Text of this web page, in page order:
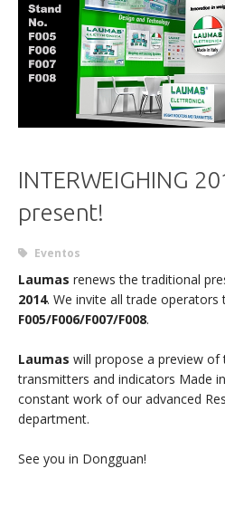
INTERWEIGHING
present!
Eventos
Laumas renews the traditional
2014. We invite all trade
F005/F006/F007/F008.
Laumas will propose a preview
transmitters and indicators Made
constant work of our advanced
department.
See you in Dongguan!